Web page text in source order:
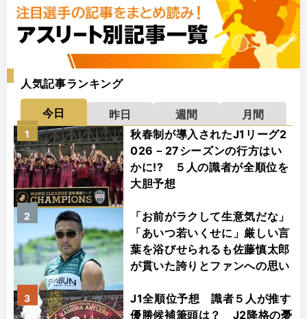
人気記事ランキング
今日 昨日 週間
月間
秋春制が導入されたJ1リーグ2
026－27シーズンの行方はい
かに!? ５人の識者が全順位を
大胆予想
1
「お前がラクして生意気だな」
「あいつ若いくせに」厳しい言
葉を浴びせられるも佐藤慎太郎
が貫いた誇りとファンへの思い
2
J1全順位予想 識者５人が推す
優勝候補筆頭は？ J2降格の憂
3